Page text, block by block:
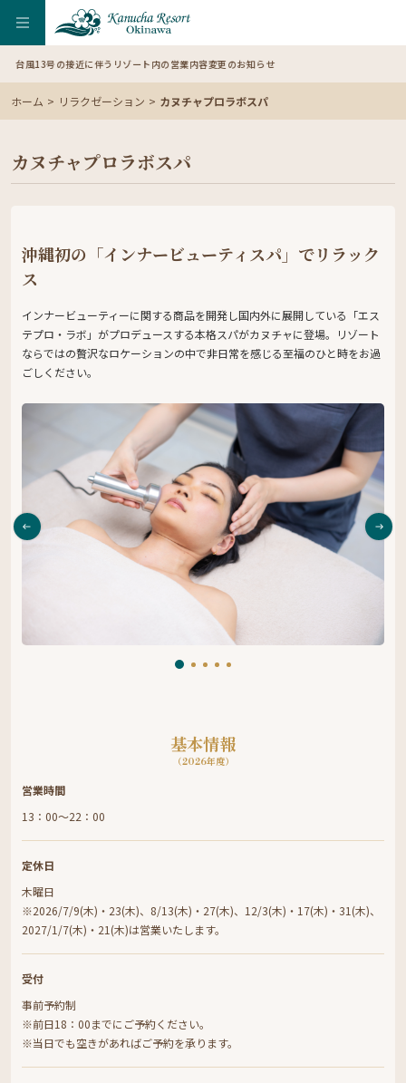
台風13号の接近に伴うリゾート内の営業内容変更のお知らせ
ホーム リラクゼーション カヌチャプロラボスパ
カヌチャプロラボスパ
沖縄初の「インナービューティスパ」でリラック
ス
インナービューティーに関する商品を開発し国内外に展開している「エス
テプロ・ラボ」がプロデュースする本格スパがカヌチャに登場。リゾート
ならではの贅沢なロケーションの中で非日常を感じる至福のひと時をお過
ごしください。
基本情報
（2026年度）
営業時間
13：00～22：00
定休日
木曜日
※2026/7/9(木)・23(木)、8/13(木)・27(木)、12/3(木)・17(木)・31(木)、
2027/1/7(木)・21(木)は営業いたします。
受付
事前予約制
※前日18：00までにご予約ください。
※当日でも空きがあればご予約を承ります。